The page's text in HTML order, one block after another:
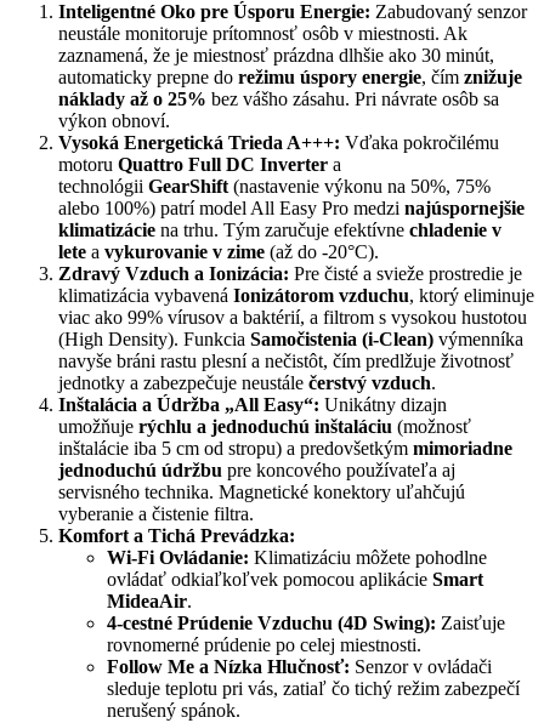
Inteligentné Oko pre Úsporu Energie: Zabudovaný senzor
neustále monitoruje prítomnosť osôb v miestnosti. Ak
zaznamená, že je miestnosť prázdna dlhšie ako 30 minút,
automaticky prepne do režimu úspory energie, čím znižuje
náklady až o 25% bez vášho zásahu. Pri návrate osôb sa
výkon obnoví.
Vysoká Energetická Trieda A+++: Vďaka pokročilému
motoru Quattro Full DC Inverter a
technológii GearShift (nastavenie výkonu na 50%, 75%
alebo 100%) patrí model All Easy Pro medzi najúspornejšie
klimatizácie na trhu. Tým zaručuje efektívne chladenie v
lete a vykurovanie v zime (až do -20°C).
Zdravý Vzduch a Ionizácia: Pre čisté a svieže prostredie je
klimatizácia vybavená Ionizátorom vzduchu, ktorý eliminuje
viac ako 99% vírusov a baktérií, a filtrom s vysokou hustotou
(High Density). Funkcia Samočistenia (i-Clean) výmenníka
navyše bráni rastu plesní a nečistôt, čím predlžuje životnosť
jednotky a zabezpečuje neustále čerstvý vzduch.
Inštalácia a Údržba „All Easy“: Unikátny dizajn
umožňuje rýchlu a jednoduchú inštaláciu (možnosť
inštalácie iba 5 cm od stropu) a predovšetkým mimoriadne
jednoduchú údržbu pre koncového používateľa aj
servisného technika. Magnetické konektory uľahčujú
vyberanie a čistenie filtra.
Komfort a Tichá Prevádzka:
Wi-Fi Ovládanie: Klimatizáciu môžete pohodlne
ovládať odkiaľkoľvek pomocou aplikácie Smart
MideaAir.
4-cestné Prúdenie Vzduchu (4D Swing): Zaisťuje
rovnomerné prúdenie po celej miestnosti.
Follow Me a Nízka Hlučnosť: Senzor v ovládači
sleduje teplotu pri vás, zatiaľ čo tichý režim zabezpečí
nerušený spánok.